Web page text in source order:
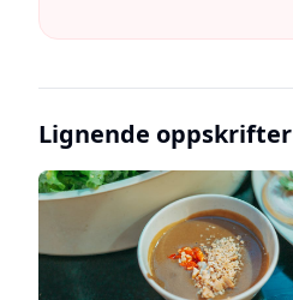
Lignende oppskrifter